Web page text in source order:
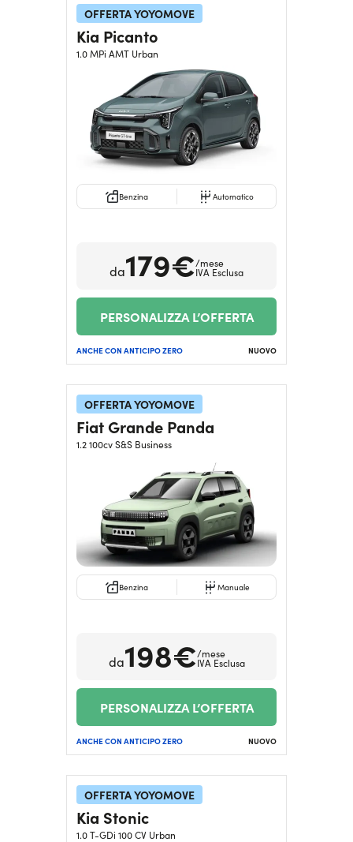
OFFERTA YOYOMOVE
Kia Picanto
1.0 MPi AMT Urban
Benzina Automatico
da179€/mese
IVA Esclusa
PERSONALIZZA L’OFFERTA
ANCHE CON ANTICIPO ZERO NUOVO
OFFERTA YOYOMOVE
Fiat Grande Panda
1.2 100cv S&S Business
Benzina Manuale
da198€/mese
IVA Esclusa
PERSONALIZZA L’OFFERTA
ANCHE CON ANTICIPO ZERO NUOVO
OFFERTA YOYOMOVE
Kia Stonic
1.0 T-GDi 100 CV Urban